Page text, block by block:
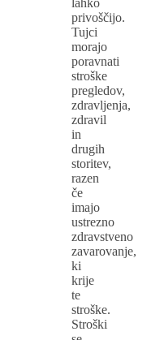
privoščijo.
Tujci
morajo
poravnati
stroške
pregledov,
zdravljenja,
zdravil
in
drugih
storitev,
razen
če
imajo
ustrezno
zdravstveno
zavarovanje,
ki
krije
te
stroške.
Stroški